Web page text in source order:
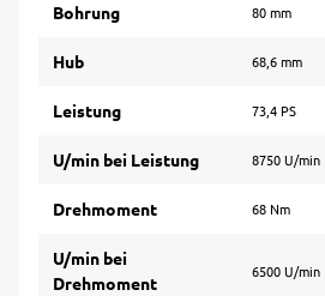
Bohrung 80 mm
Hub 68,6 mm
Leistung 73,4 PS
U/min bei Leistung 8750 U/min
Drehmoment 68 Nm
U/min bei
Drehmoment
6500 U/min